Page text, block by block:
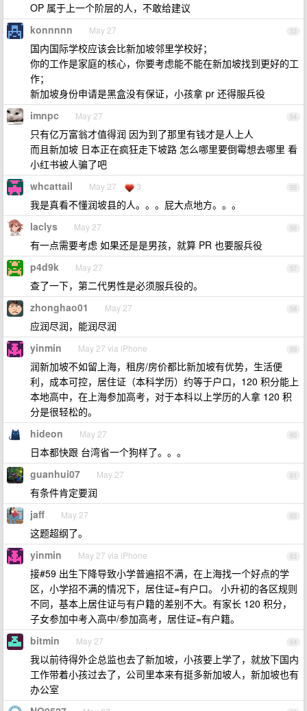
OP 属于上一个阶层的人，不敢给建议
53
konnnnn May 27
国内国际学校应该会比新加坡邻里学校好；
你的工作是家庭的核心，你要考虑能不能在新加坡找到更好的工
作；
新加坡身份申请是黑盒没有保证，小孩拿 pr 还得服兵役
54
imnpc May 27
只有亿万富翁才值得润 因为到了那里有钱才是人上人
而且新加坡 日本正在疯狂走下坡路 怎么哪里要倒霉想去哪里 看
小红书被人骗了吧
55
whcattail May 27 3
我是真看不懂润坡县的人。。。屁大点地方。。。
56
laclys May 27
有一点需要考虑 如果还是是男孩，就算 PR 也要服兵役
57
p4d9k May 27
查了一下，第二代男性是必须服兵役的。
58
zhonghao01 May 27
应润尽润，能润尽润
59
yinmin May 27 via iPhone
润新加坡不如留上海，租房/房价都比新加坡有优势，生活便
利，成本可控，居住证（本科学历）约等于户口，120 积分能上
本地高中，在上海参加高考，对于本科以上学历的人拿 120 积
分是很轻松的。
60
hideon May 27
日本都快跟 台湾省一个狗样了。。。
61
guanhui07 May 27
有条件肯定要润
62
jaff May 27
这题超纲了。
63
yinmin May 27 via iPhone
接#59 出生下降导致小学普遍招不满，在上海找一个好点的学
区，小学招不满的情况下，居住证=有户口。 小升初的各区规则
不同，基本上居住证与有户籍的差别不大。有家长 120 积分，
子女参加中考入高中/参加高考，居住证=有户籍。
64
bitmin May 27
我以前待得外企总监也去了新加坡，小孩要上学了，就放下国内
工作带着小孩过去了，公司里本来有挺多新加坡人，新加坡也有
办公室